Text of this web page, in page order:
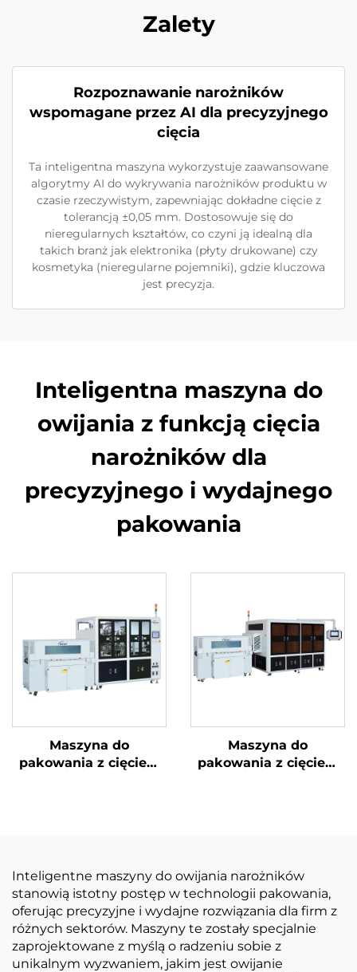
Zalety
Rozpoznawanie narożników
wspomagane przez AI dla precyzyjnego
cięcia
Ta inteligentna maszyna wykorzystuje zaawansowane
algorytmy AI do wykrywania narożników produktu w
czasie rzeczywistym, zapewniając dokładne cięcie z
tolerancją ±0,05 mm. Dostosowuje się do
nieregularnych kształtów, co czyni ją idealną dla
takich branż jak elektronika (płyty drukowane) czy
kosmetyka (nieregularne pojemniki), gdzie kluczowa
jest precyzja.
Inteligentna maszyna do
owijania z funkcją cięcia
narożników dla
precyzyjnego i wydajnego
pakowania
Maszyna do
pakowania z cięciem
Maszyna do
pakowania z cięciem
Inteligentne maszyny do owijania narożników
stanowią istotny postęp w technologii pakowania,
oferując precyzyjne i wydajne rozwiązania dla firm z
różnych sektorów. Maszyny te zostały specjalnie
zaprojektowane z myślą o radzeniu sobie z
unikalnym wyzwaniem, jakim jest owijanie